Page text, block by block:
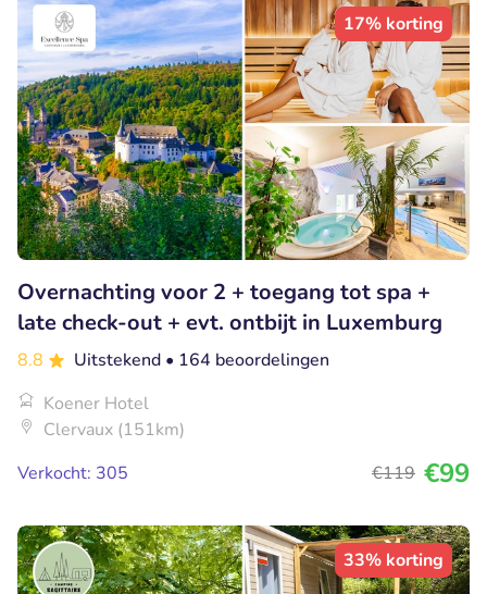
17% korting
Overnachting voor 2 + toegang tot spa +
late check-out + evt. ontbijt in Luxemburg
8.8 Uitstekend • 164 beoordelingen
Koener Hotel
Clervaux (151km)
Verkocht: 305
€119 €99
33% korting